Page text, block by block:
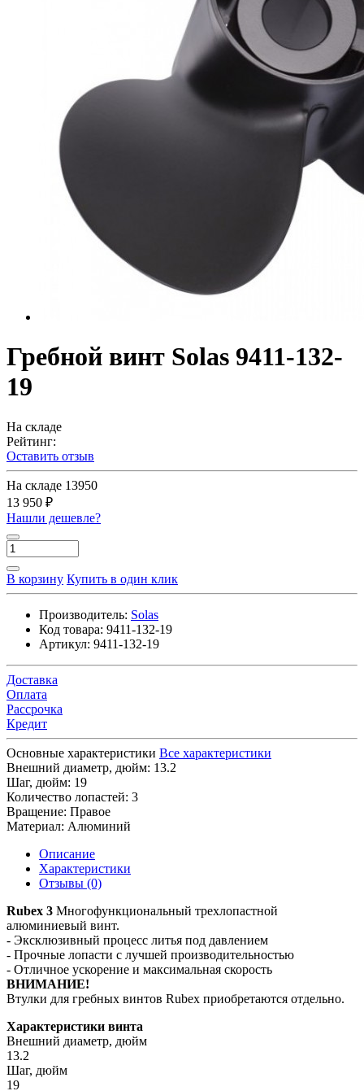
Гребной винт Solas 9411-132-
19
На складе
Рейтинг:
Оставить отзыв
На складе 13950
13 950 ₽
Нашли дешевле?
В корзину Купить в один клик
Производитель: Solas
Код товара: 9411-132-19
Артикул: 9411-132-19
Доставка
Оплата
Рассрочка
Кредит
Основные характеристики Все характеристики
Внешний диаметр, дюйм: 13.2
Шаг, дюйм: 19
Количество лопастей: 3
Вращение: Правое
Материал: Алюминий
Описание
Характеристики
Отзывы (0)
Rubex 3 Многофункциональный трехлопастной
алюминиевый винт.
- Эксклюзивный процесс литья под давлением
- Прочные лопасти с лучшей производительностью
- Отличное ускорение и максимальная скорость
ВНИМАНИЕ!
Втулки для гребных винтов Rubex приобретаются отдельно.
Характеристики винта
Внешний диаметр, дюйм
13.2
Шаг, дюйм
19